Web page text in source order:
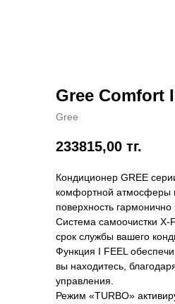
Gree Comfort
Gree
233815,00 тг.
Кондиционер GREE
комфортной атмосферы
поверхность
Система самоочистки X-
срок службы вашего
Функция I FEEL
вы находитесь,
управления.
Режим «TURBO»